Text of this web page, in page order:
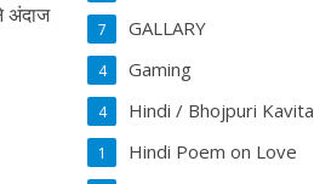
अंदाज
GALLARY
7
Gaming
4
Hindi / Bhojpuri Kavita
4
Hindi Poem on Love
1